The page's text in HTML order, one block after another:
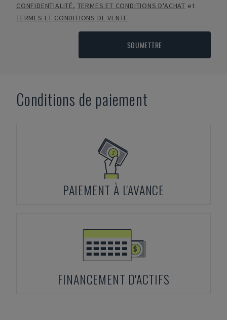
CONFIDENTIALITÉ, TERMES ET CONDITIONS D'ACHAT et
TERMES ET CONDITIONS DE VENTE
SOUMETTRE
Conditions de paiement
PAIEMENT À L'AVANCE
FINANCEMENT D'ACTIFS